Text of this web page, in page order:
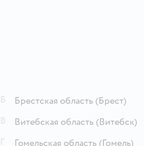
Брестская область (Брест)
Витебская область (Витебск)
Гомельская область (Гомель)